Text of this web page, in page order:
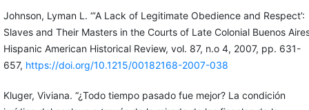
Johnson, Lyman L. “‘A Lack of Legitimate Obedience and Respect’:
Slaves and Their Masters in the Courts of Late Colonial Buenos
Hispanic American Historical Review, vol. 87, n.o 4, 2007, pp. 631-
657, https://doi.org/10.1215/00182168-2007-038
Kluger, Viviana. “¿Todo tiempo pasado fue mejor? La condición